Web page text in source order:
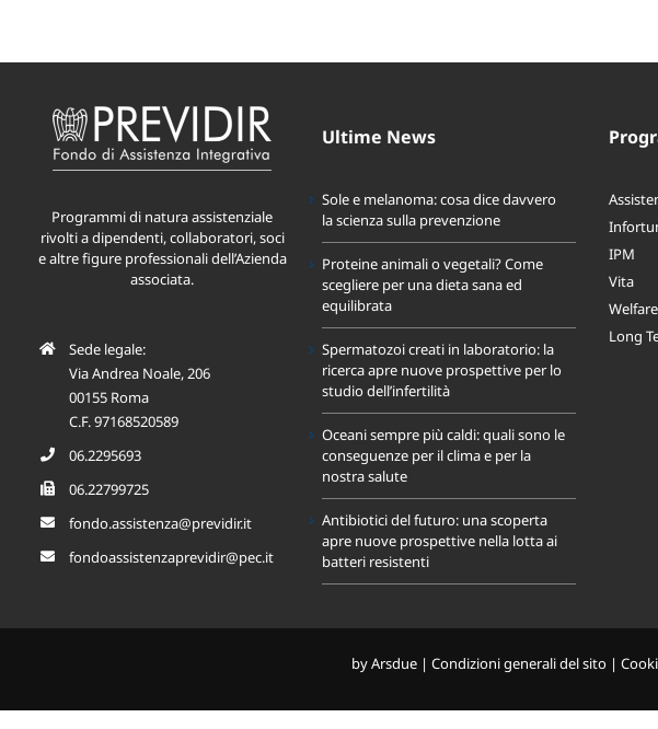
Programmi di natura assistenziale
rivolti a dipendenti, collaboratori, soci
e altre figure professionali dell’Azienda
associata.
Sede legale:
Via Andrea Noale, 206
00155 Roma
C.F. 97168520589
06.2295693
06.22799725
fondo.assistenza@previdir.it
fondoassistenzaprevidir@pec.it
Ultime News
Sole e melanoma: cosa dice davvero
la scienza sulla prevenzione
Proteine animali o vegetali? Come
scegliere per una dieta sana ed
equilibrata
Spermatozoi creati in laboratorio: la
ricerca apre nuove prospettive per lo
studio dell’infertilità
Oceani sempre più caldi: quali sono le
conseguenze per il clima e per la
nostra salute
Antibiotici del futuro: una scoperta
apre nuove prospettive nella lotta ai
batteri resistenti
IPM
Vita
Long
byArsdue | Condizioni generali del sito |